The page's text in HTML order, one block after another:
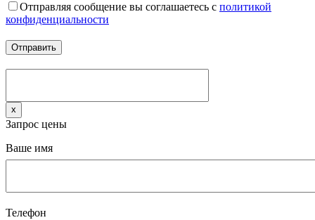
Отправляя сообщение вы соглашаетесь с политикой
конфиденциальности
x
Запрос цены
Ваше имя
Телефон